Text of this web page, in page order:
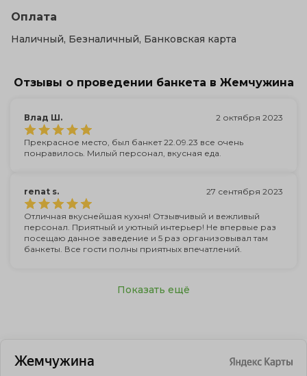
Оплата
Наличный, Безналичный, Банковская карта
Отзывы о проведении банкета в Жемчужина
Влад Ш. 2 октября 2023
Прекрасное место, был банкет 22.09.23 все очень
понравилось. Милый персонал, вкусная еда.
renat s. 27 сентября 2023
Отличная вкуснейшая кухня! Отзывчивый и вежливый
персонал. Приятный и уютный интерьер! Не впервые раз
посещаю данное заведение и 5 раз организовывал там
банкеты. Все гости полны приятных впечатлений.
Показать ещё